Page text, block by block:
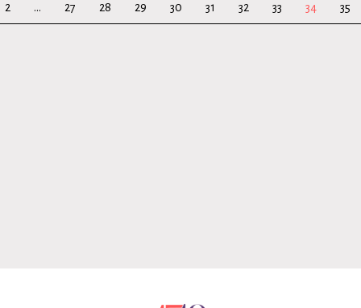
2 ... 27 28 29 30 31 32 33 34 35